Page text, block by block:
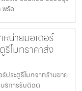
พร้อ
หน่ายมอเตอร์
รีโมทราคาส่ง
ประตูรีโมทจากร้านขาย
ริการรับติดต